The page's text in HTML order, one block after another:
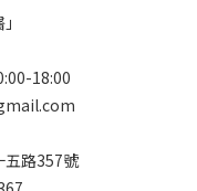
18:00
五路357號